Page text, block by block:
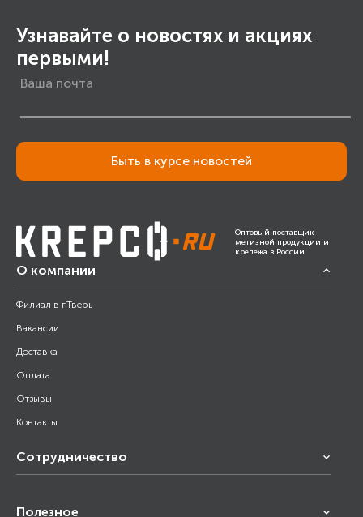
Узнавайте о новостях и акциях
первыми!
Быть в курсе новостей
Оптовый поставщик
метизной продукции и
крепежа в России
О компании
Филиал в г.Тверь
Вакансии
Доставка
Оплата
Отзывы
Контакты
Сотрудничество
Снабжение строительства
Полезное